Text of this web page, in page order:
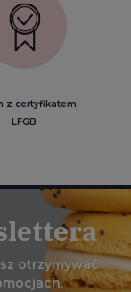
z certyfikatem
LFGB
otrzymywać